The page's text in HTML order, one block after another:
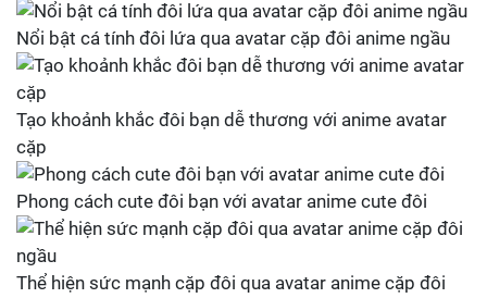
Nổi bật cá tính đôi lứa qua avatar cặp đôi anime ngầu
Tạo khoảnh khắc đôi bạn dễ thương với anime avatar
cặp
Phong cách cute đôi bạn với avatar anime cute đôi
Thể hiện sức mạnh cặp đôi qua avatar anime cặp đôi